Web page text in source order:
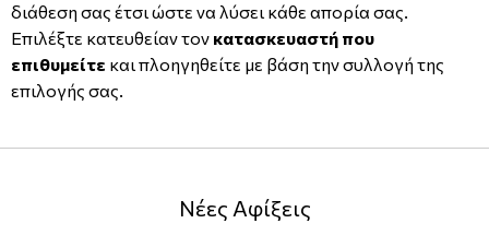
διάθεση σας έτσι ώστε να λύσει κάθε απορία σας.
Επιλέξτε κατευθείαν τον κατασκευαστή που
επιθυμείτε και πλοηγηθείτε με βάση την συλλογή της
επιλογής σας.
Νέες Αφίξεις